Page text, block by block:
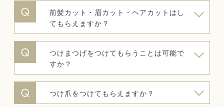
前髪カット・眉カット・ヘアカットはし
てもらえますか？
つけまつげをつけてもらうことは可能で
すか？
つけ爪をつけてもらえますか？